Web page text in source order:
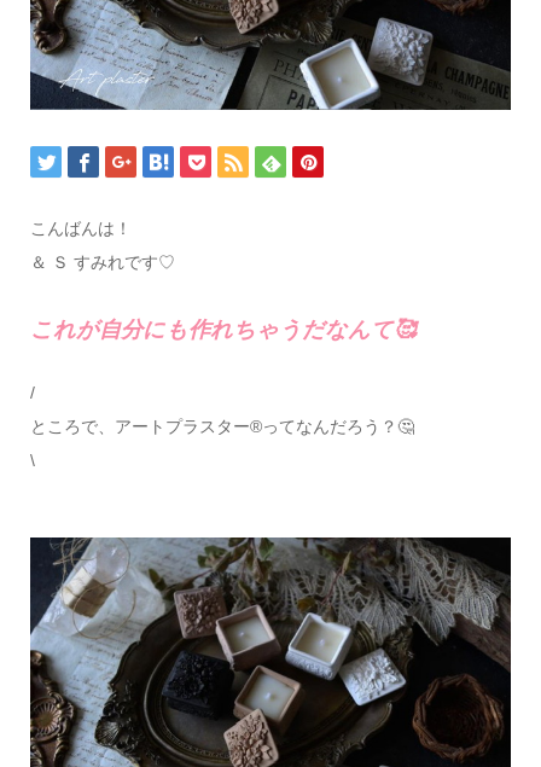
こんばんは！
＆ Ｓ すみれです♡
これが自分にも作れちゃうだなんて🥰
/
ところで、アートプラスター®ってなんだろう？🤔
\